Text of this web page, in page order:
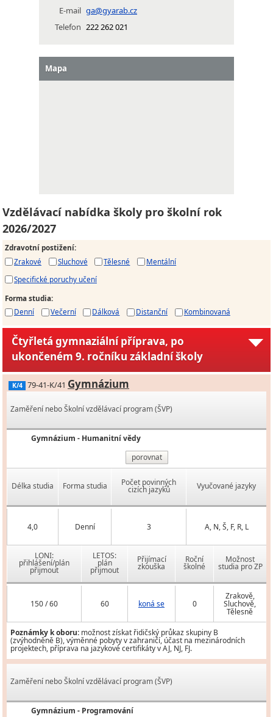
E-mail ga@gyarab.cz
Telefon 222 262 021
Mapa
Vzdělávací nabídka školy pro školní rok
2026/2027
Zdravotní postižení:
Zrakové
Sluchové Tělesné
Mentální
Specifické poruchy učení
Forma studia:
Denní
Večerní Dálková Distanční Kombinovaná
Čtyřletá gymnaziální příprava, po
ukončeném 9. ročníku základní školy
K/4 79-41-K/41 Gymnázium
Zaměření nebo Školní vzdělávací program (ŠVP)
Gymnázium - Humanitní vědy
porovnat
Délka studia Forma studia Počet povinných
cizích jazyků Vyučované jazyky
4,0 Denní 3 A, N, Š, F, R, L
LONI:
přihlášení/plán
přijmout
LETOS:
plán
přijmout
Přijímací
zkouška
Roční
školné
Možnost
studia pro ZP
150 / 60 60 koná se 0
Zrakově,
Sluchově,
Tělesně
Poznámky k oboru: možnost získat řidičský průkaz skupiny B
(zvýhodněně B), výměnné pobyty v zahraničí, účast na mezinárodních
projektech, příprava na jazykové certifikáty v AJ, NJ, FJ.
Zaměření nebo Školní vzdělávací program (ŠVP)
Gymnázium - Programování